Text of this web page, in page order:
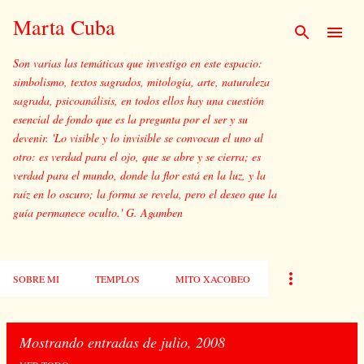
Marta Cuba
Son varias las temáticas que investigo en este espacio:
simbolismo, textos sagrados, mitología, arte, naturaleza
sagrada, psicoanálisis, en todos ellos hay una cuestión
esencial de fondo que es la pregunta por el ser y su
devenir. 'Lo visible y lo invisible se convocan el uno al
otro: es verdad para el ojo, que se abre y se cierra; es
verdad para el mundo, donde la flor está en la luz, y la
raíz en lo oscuro; la forma se revela, pero el deseo que la
guía permanece oculto.' G. Agamben
SOBRE MI TEMPLOS MITO XACOBEO
Mostrando entradas de julio, 2008